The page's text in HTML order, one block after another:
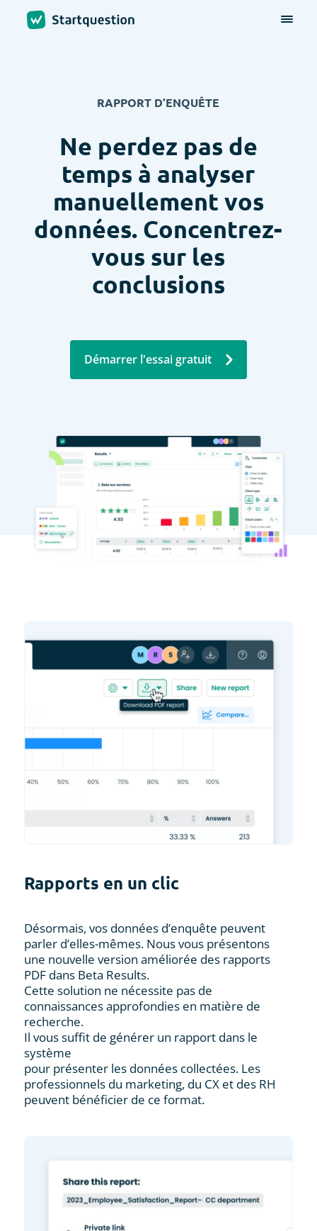
RAPPORT D’ENQUÊTE
Ne perdez pas de
temps à analyser
manuellement vos
données. Concentrez-
vous sur les
conclusions
Démarrer l'essai gratuit
Rapports en un clic
Désormais, vos données d’enquête peuvent
parler d’elles-mêmes. Nous vous présentons
une nouvelle version améliorée des rapports
PDF dans Beta Results.
Cette solution ne nécessite pas de
connaissances approfondies en matière de
recherche.
Il vous suffit de générer un rapport dans le
système
pour présenter les données collectées. Les
professionnels du marketing, du CX et des RH
peuvent bénéficier de ce format.